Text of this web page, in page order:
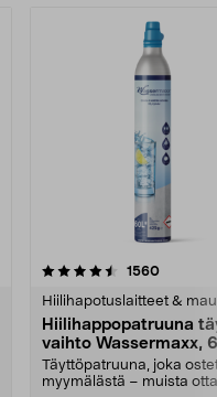
1560
Hiilihapotuslaitteet &
Hiilihappopatruuna
vaihto Wassermaxx,
Täyttöpatruuna, joka
myymälästä – muista
4.5viidestä